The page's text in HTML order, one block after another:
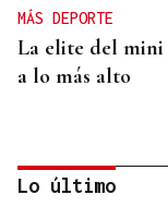
MÁS DEPORTE
La elite del mini
a lo más alto
Lo último